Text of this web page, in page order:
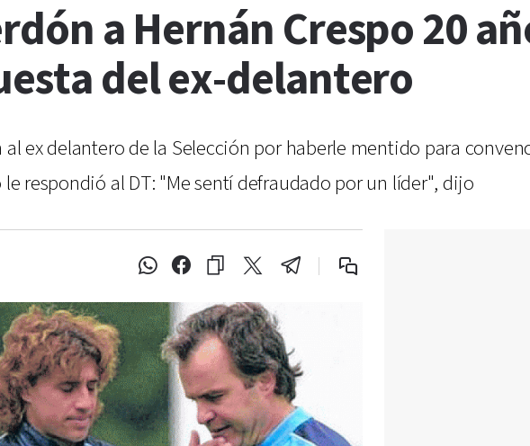
a Hernán Crespo 20
del ex-delantero
ex delantero de la Selección por haberle mentido para
respondió al DT: "Me sentí defraudado por un líder", dijo